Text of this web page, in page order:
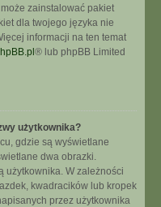
zainstalować pakiet
dla twojego języka nie
informacji na ten temat
® lub phpBB Limited
użytkownika?
gdzie są wyświetlane
dwa obrazki.
użytkownika. W zależności
kwadracików lub kropek
przez użytkownika